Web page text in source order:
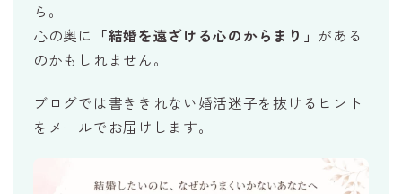
ら。
心の奥に
「結婚を遠ざける心のからまり」 がある
のかもしれません。
ブログでは書ききれない婚活迷子を抜けるヒント
をメールでお届けします。